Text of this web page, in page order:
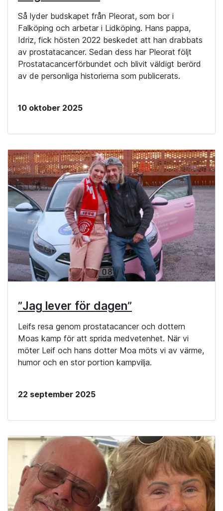
Så lyder budskapet från Pleorat, som bor i
Falköping och arbetar i Lidköping. Hans pappa,
Idriz, fick hösten 2022 beskedet att han drabbats
av prostatacancer. Sedan dess har Pleorat följt
Prostatacancerförbundet och blivit väldigt berörd
av de personliga historierna som publicerats.
10 oktober 2025
”Jag lever för dagen”
Leifs resa genom prostatacancer och dottern
Moas kamp för att sprida medvetenhet. När vi
möter Leif och hans dotter Moa möts vi av värme,
humor och en stor portion kampvilja.
22 september 2025